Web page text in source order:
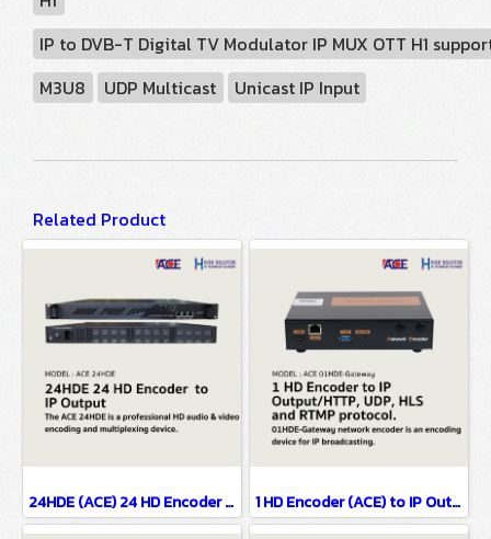
IP to DVB-T Digital TV Modulator IP MUX OTT H1
M3U8
UDP Multicast Unicast IP Input
Related Product
24HDE (ACE) 24 HD Encoder to IP Output 1 HD Encoder (ACE) to IP Output/HTTP, UDP, HLS and RTMP protocol.